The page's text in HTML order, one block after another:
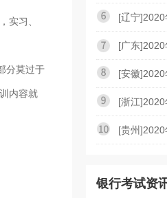
实习、
分莫过于
内容就
银行考试资